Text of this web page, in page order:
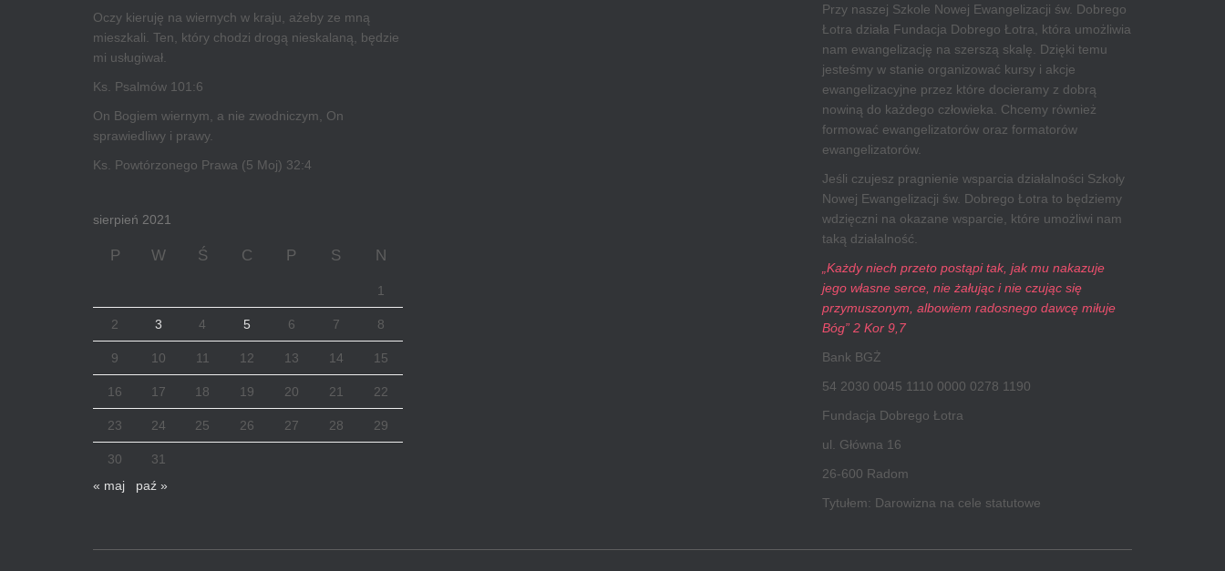
Oczy kieruję na wiernych w kraju, ażeby ze mną
mieszkali. Ten, który chodzi drogą nieskalaną, będzie
mi usługiwał.
Ks. Psalmów 101:6
On Bogiem wiernym, a nie zwodniczym, On
sprawiedliwy i prawy.
Ks. Powtórzonego Prawa (5 Moj) 32:4
sierpień 2021
P W Ś C P S N
1
2 3 4 5 6 7 8
9 10 11 12 13 14 15
16 17 18 19 20 21 22
23 24 25 26 27 28 29
30
31
« maj
paź »
Przy naszej Szkole Nowej Ewangelizacji św. Dobrego
Łotra działa Fundacja Dobrego Łotra, która umożliwia
nam ewangelizację na szerszą skalę. Dzięki temu
jesteśmy w stanie organizować kursy i akcje
ewangelizacyjne przez które docieramy z dobrą
nowiną do każdego człowieka. Chcemy również
formować ewangelizatorów oraz formatorów
ewangelizatorów.
Jeśli czujesz pragnienie wsparcia działalności Szkoły
Nowej Ewangelizacji św. Dobrego Łotra to będziemy
wdzięczni na okazane wsparcie, które umożliwi nam
taką działalność.
„Każdy niech przeto postąpi tak, jak mu nakazuje
jego własne serce, nie żałując i nie czując się
przymuszonym, albowiem radosnego dawcę miłuje
Bóg” 2 Kor 9,7
Bank BGŻ
54 2030 0045 1110 0000 0278 1190
Fundacja Dobrego Łotra
ul. Główna 16
26-600 Radom
Tytułem: Darowizna na cele statutowe